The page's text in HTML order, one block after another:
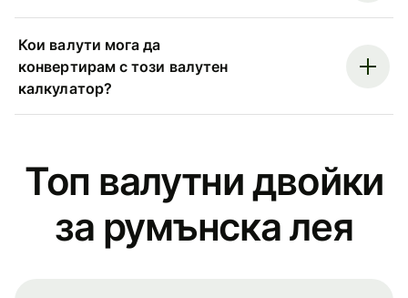
Кои валути мога да
конвертирам с този валутен
калкулатор?
Топ валутни двойки
за румънска лея